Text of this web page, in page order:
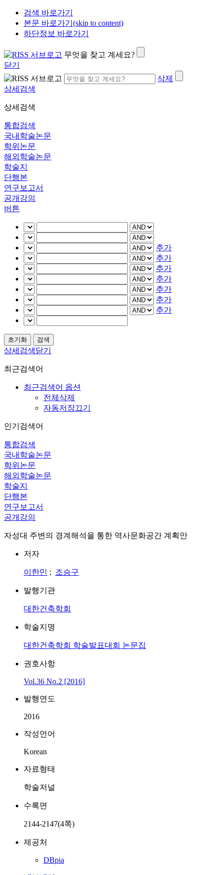
검색 바로가기
본문 바로가기(skip to content)
하단정보 바로가기
무엇을 찾고 계세요?
닫기
삭제
상세검색
상세검색
통합검색
국내학술논문
학위논문
해외학술논문
학술지
단행본
연구보고서
공개강의
버튼
추가
추가
추가
추가
추가
추가
추가
상세검색닫기
최근검색어
최근검색어 옵션
전체삭제
자동저장끄기
인기검색어
통합검색
국내학술논문
학위논문
해외학술논문
학술지
단행본
연구보고서
공개강의
자성대 주변의 경계해석을 통한 역사문화공간 계획안
저자
이한민 ; 조승구
발행기관
대한건축학회
학술지명
대한건축학회 학술발표대회 논문집
권호사항
Vol.36 No.2 [2016]
발행연도
2016
작성언어
Korean
자료형태
학술저널
수록면
2144-2147(4쪽)
제공처
DBpia